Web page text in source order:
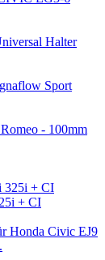
Halter
Sport
+ CI